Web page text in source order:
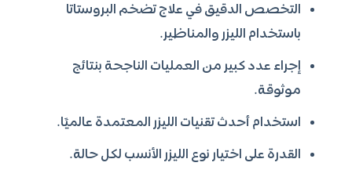
التخصص الدقيق في علاج تضخم البروستاتا
باستخدام الليزر والمناظير.
إجراء عدد كبير من العمليات الناجحة بنتائج
موثوقة.
استخدام أحدث تقنيات الليزر المعتمدة عالميًا.
القدرة على اختيار نوع الليزر الأنسب لكل حالة.